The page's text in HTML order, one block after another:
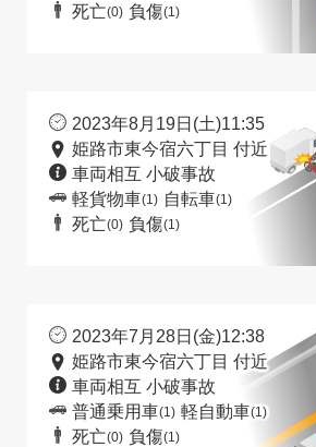
死亡(0) 負傷(1)
2023年8月19日(土)11:35
姫路市東今宿六丁目 付近
車両相互 小破事故
軽貨物車(1) 自転車(1)
死亡(0) 負傷(1)
2023年7月28日(金)12:38
姫路市東今宿六丁目 付近
車両相互 小破事故
普通乗用車(1) 軽自動車(1)
死亡(0) 負傷(1)